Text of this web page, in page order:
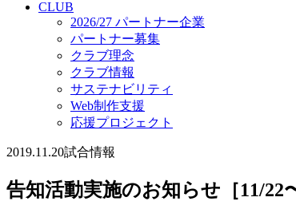
CLUB
2026/27 パートナー企業
パートナー募集
クラブ理念
クラブ情報
サステナビリティ
Web制作支援
応援プロジェクト
2019.11.20試合情報
告知活動実施のお知らせ［11/22